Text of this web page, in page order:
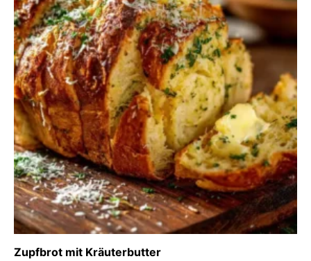
Zupfbrot mit Kräuterbutter